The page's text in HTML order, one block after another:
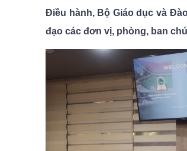
Điều hành, Bộ Giáo dục và
đạo các đơn vị, phòng, ban